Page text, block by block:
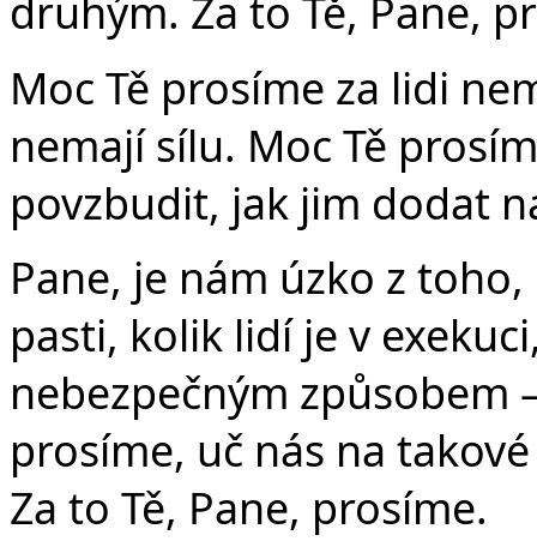
druhým. Za to Tě, Pane,
Moc Tě prosíme za lidi
nemají sílu. Moc Tě
povzbudit, jak jim dodat
Pane, je nám úzko z
pasti, kolik lidí je v
nebezpečným způsobem
prosíme, uč nás na
Za to Tě, Pane, prosíme.